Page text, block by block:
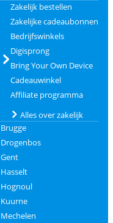
Zakelijk bestellen
Zakelijke cadeaubonnen
Bedrijfswinkels
Digisprong
Bring Your Own Device
Cadeauwinkel
Affiliate programma
Alles over zakelijk
Brugge
Drogenbos
Gent
Hasselt
Hognoul
Kuurne
Mechelen